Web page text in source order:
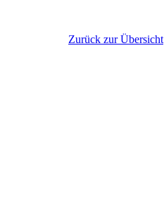
Zurück zur Übersicht